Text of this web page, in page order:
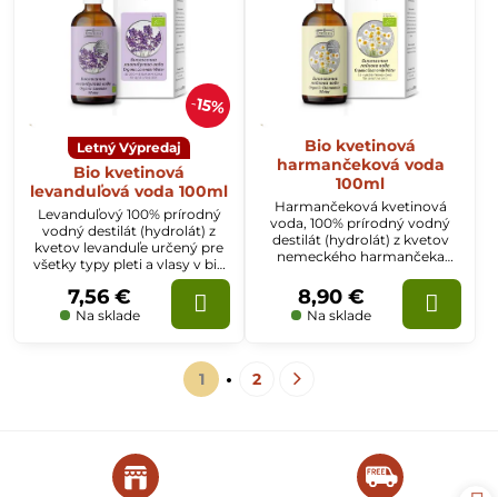
15%
Letný Výpredaj
Bio kvetinová
levanduľová voda 100ml
Levanduľový 100% prírodný
vodný destilát (hydrolát) z
kvetov levanduľe určený pre
všetky typy pleti a vlasy v bio
Na sklade
7,56 €
Bio kvetinová
harmančeková voda
100ml
Harmančeková kvetinová
voda, 100% prírodný vodný
destilát (hydrolát) z kvetov
nemeckého harmančeka
bio kvalite.
Na sklade
8,90 €
1 2